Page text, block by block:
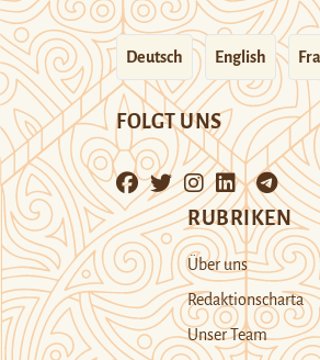
Deutsch English
FOLGT UNS
RUBRIKEN
Über uns
Redaktionscharta
Unser Team